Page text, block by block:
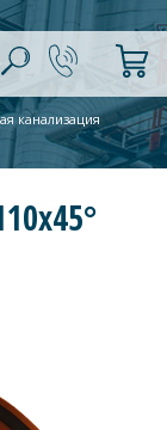
канализация